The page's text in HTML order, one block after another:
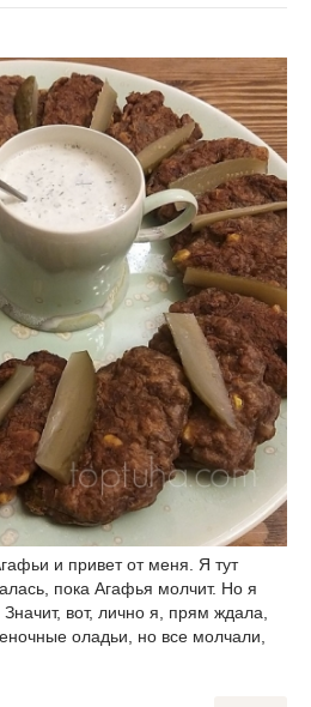
и привет от меня. Я тут
пока Агафья молчит. Но я
вот, лично я, прям ждала,
оладьи, но все молчали,